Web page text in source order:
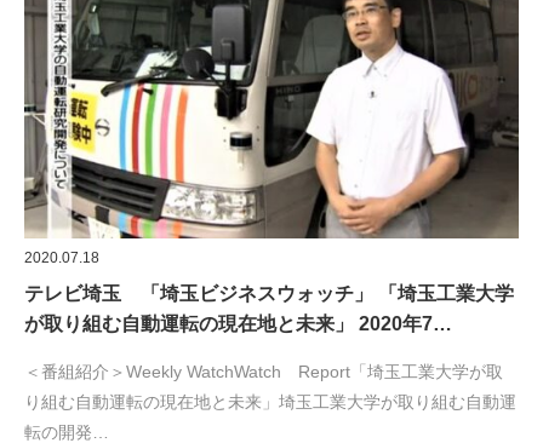
2020.07.18
テレビ埼玉 「埼玉ビジネスウォッチ」 「埼玉工業大学
が取り組む自動運転の現在地と未来」 2020年7…
＜番組紹介＞Weekly WatchWatch Report「埼玉工業大学が取
り組む自動運転の現在地と未来」埼玉工業大学が取り組む自動運
転の開発…